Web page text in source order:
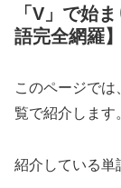
「V」で始
語完全網羅】
このページでは
覧で紹介します
紹介している単